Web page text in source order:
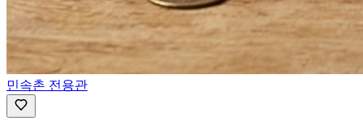
민속촌 전용관